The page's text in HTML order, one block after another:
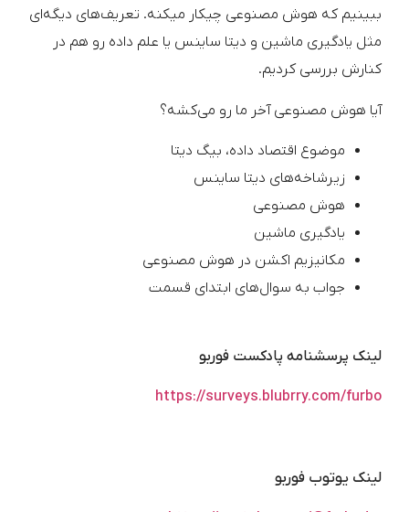
ببینیم که هوش مصنوعی چیکار میکنه. تعریف‌های دیگه‌ای
مثل یادگیری ماشین و دیتا ساینس یا علم داده رو هم در
کنارش بررسی کردیم.
آیا هوش مصنوعی آخر ما رو می‌کشه؟
موضوع اقتصاد داده، بیگ دیتا
زیرشاخه‌های دیتا ساینس
هوش مصنوعی
یادگیری ماشین
مکانیزیم اکشن در هوش مصنوعی
جواب به سوال‌های ابتدای قسمت
لینک پرسشنامه پادکست فوربو
https://surveys.blubrry.com/furbo
لینک یوتوب فوربو